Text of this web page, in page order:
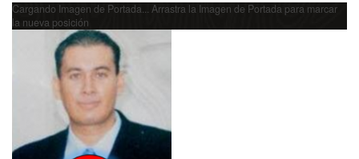
Cargando Imagen de Portada...
Arrastra la Imagen de Portada para marcar
la nueva posición